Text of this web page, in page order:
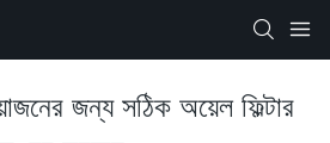
জন্য সঠিক অয়েল ফিল্টার